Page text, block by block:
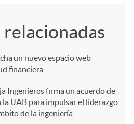
un nuevo espacio web
financiera
Ingenieros firma un acuerdo de
UAB para impulsar el liderazgo
de la ingeniería